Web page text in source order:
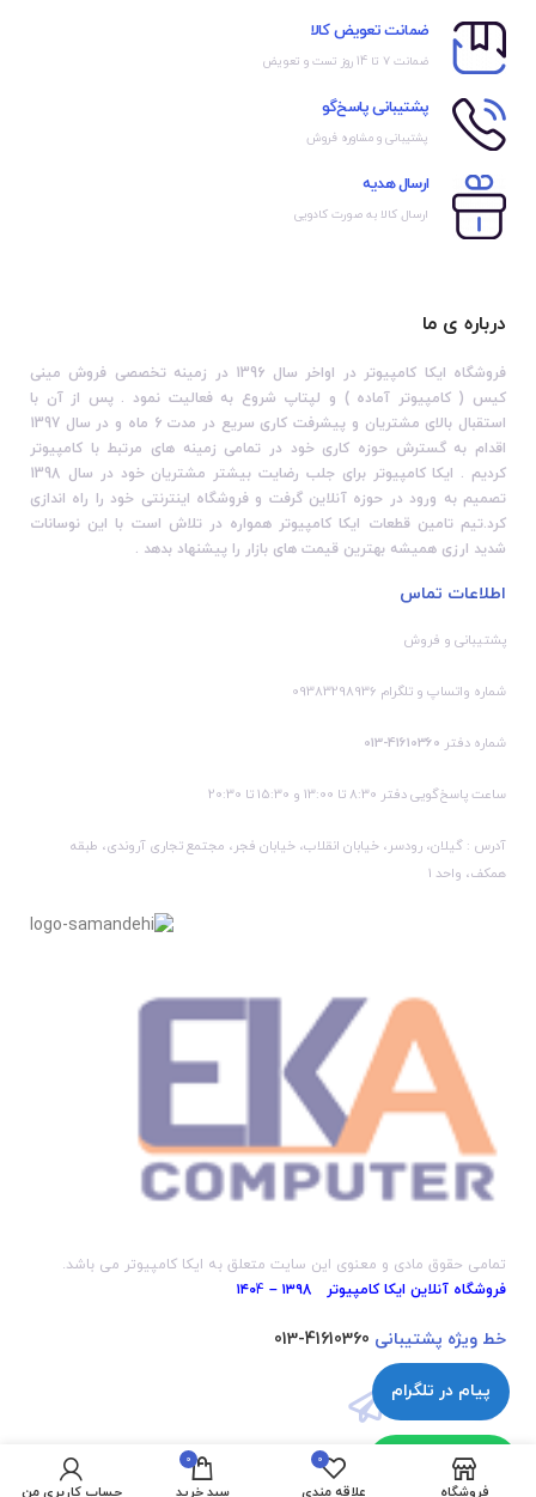
ضمانت تعویض کالا
ضمانت ۷ تا 14 روز تست و تعویض
پشتیبانی پاسخ‌گو
پشتیبانی و مشاوره فروش
ارسال هدیه
ارسال کالا به صورت کادویی
درباره ی ما
فروشگاه ایکا کامپیوتر در اواخر سال 1396 در زمینه تخصصی فروش مینی
کیس ( کامپیوتر آماده ) و لپتاپ شروع به فعالیت نمود . پس از آن با
استقبال بالای مشتریان و پیشرفت کاری سریع در مدت 6 ماه و در سال 1397
اقدام به گسترش حوزه کاری خود در تمامی زمینه های مرتبط با کامپیوتر
کردیم . ایکا کامپیوتر برای جلب رضایت بیشتر مشتریان خود در سال 1398
تصمیم به ورود در حوزه آنلاین گرفت و فروشگاه اینترنتی خود را راه اندازی
کرد.تیم تامین قطعات ایکا کامپیوتر همواره در تلاش است با این نوسانات
شدید ارزی همیشه بهترین قیمت های بازار را پیشنهاد بدهد .
اطلاعات تماس
پشتیبانی و فروش
شماره واتساپ و تلگرام 09383298936
شماره دفتر 41610360-013
ساعت پاسخ‌گویی دفتر 8:30 تا 13:00 و 15:30 تا 20:30
آدرس : گیلان، رودسر، خیابان انقلاب، خیابان فجر، مجتمع تجاری آروندی، طبقه
همکف، واحد 1
تمامی حقوق مادی و معنوی این سایت متعلق به ایکا کامپیوتر می باشد.
فروشگاه آنلاین ایکا کامپیوتر ۱۳۹8 – ۱۴۰
4
خط ویژه پشتیبانی 41610360-013
فروشگاه
0
علاقه مندی
0
سبد خرید حساب کاربری من
پیام در تلگرام
پیام در واتساپ